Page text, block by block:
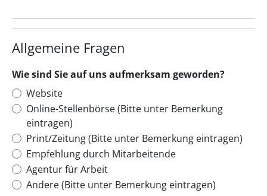
Allgemeine Fragen
Wie sind Sie auf uns aufmerksam geworden?
Website
Online-Stellenbörse (Bitte unter Bemerkung
eintragen)
Print/Zeitung (Bitte unter Bemerkung eintragen)
Empfehlung durch Mitarbeitende
Agentur für Arbeit
Andere (Bitte unter Bemerkung eintragen)